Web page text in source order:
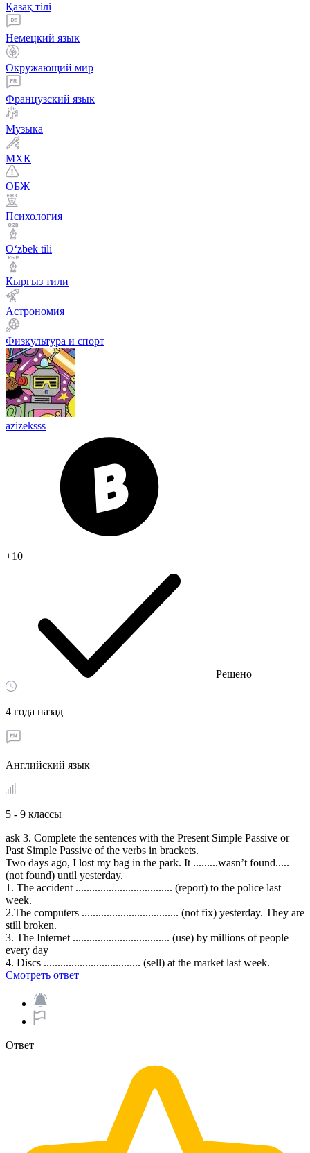
Қазақ тiлi
Немецкий язык
Окружающий мир
Французский язык
Музыка
МХК
ОБЖ
Психология
Оʻzbek tili
Кыргыз тили
Астрономия
Физкультура и спорт
azizeksss
+10
Решено
4 года назад
Английский язык
5 - 9 классы
ask 3. Complete the sentences with the Present Simple Passive or
Past Simple Passive of the verbs in brackets.
Two days ago, I lost my bag in the park. It .........wasn’t found.....
(not found) until yesterday.
1. The accident ................................... (report) to the police last
week.
2.The computers ................................... (not fix) yesterday. They are
still broken.
3. The Internet ................................... (use) by millions of people
every day
4. Discs ................................... (sell) at the market last week.
Смотреть ответ
Ответ